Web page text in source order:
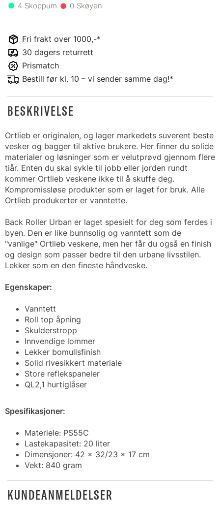
4 0
Fri frakt over 1000,-*
30 dagers returrett
Prismatch
Bestill før kl. 10 – vi sender samme dag!*
BESKRIVELSE
Ortlieb er originalen, og lager markedets suverent beste
vesker og bagger til aktive brukere. Her finner du solide
materialer og løsninger som er velutprøvd gjennom flere
tiår. Enten du skal sykle til jobb eller jorden rundt
kommer Ortlieb veskene ikke til å skuffe deg.
Kompromissløse produkter som er laget for bruk. Alle
Ortlieb produkerter er vanntette.
Back Roller Urban er laget spesielt for deg som ferdes i
byen. Den er like bunnsolig og vanntett som de
"vanlige" Ortlieb veskene, men her får du også en finish
og design som passer bedre til den urbane livsstilen.
Lekker som en den fineste håndveske.
Egenskaper:
Vanntett
Roll top åpning
Skulderstropp
Innvendige lommer
Lekker bomullsfinish
Solid rivesikkert materiale
Store reflekspaneler
QL2,1 hurtiglåser
Spesifikasjoner:
Materiele: PS55C
Lastekapasitet: 20 liter
Dimensjoner: 42 x 32/23 x 17 cm
Vekt: 840 gram
KUNDEANMELDELSER